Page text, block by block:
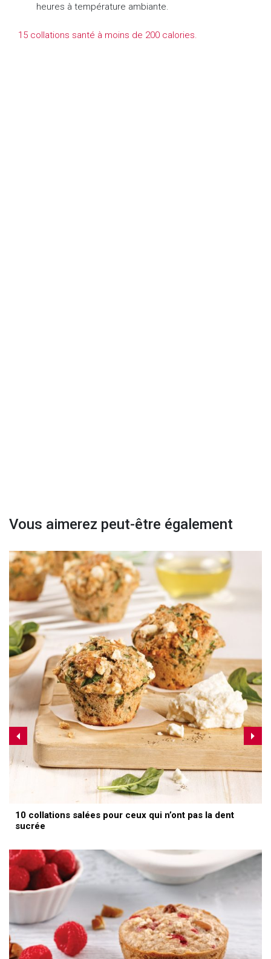
heures à température ambiante.
15 collations santé à moins de 200 calories.
Vous aimerez peut-être également
10 collations salées pour ceux qui n’ont pas la dent
sucrée